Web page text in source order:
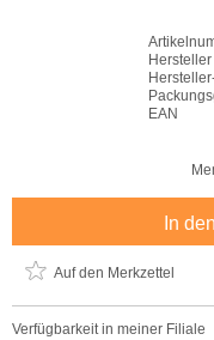
Hersteller
EAN
In
Auf den Merkzettel
Verfügbarkeit in meiner Filiale